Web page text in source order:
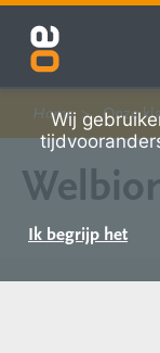
Home Onze
Wij
Ik begrijp het